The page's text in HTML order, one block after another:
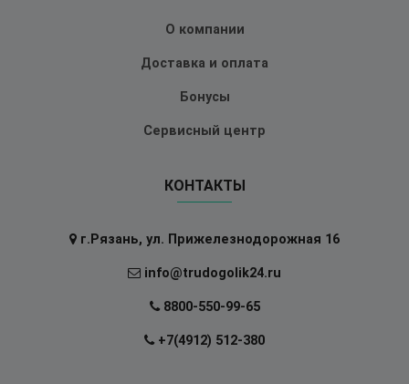
О компании
Доставка и оплата
Бонусы
Сервисный центр
КОНТАКТЫ
г.Рязань, ул. Прижелезнодорожная 16
info@trudogolik24.ru
8800-550-99-65
+7(4912) 512-380